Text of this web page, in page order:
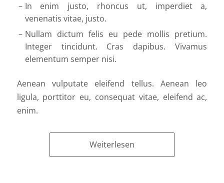
In enim justo, rhoncus ut, imperdiet a,
venenatis vitae, justo.
Nullam dictum felis eu pede mollis pretium.
Integer tincidunt. Cras dapibus. Vivamus
elementum semper nisi.
Aenean vulputate eleifend tellus. Aenean leo
ligula, porttitor eu, consequat vitae, eleifend ac,
enim.
Weiterlesen